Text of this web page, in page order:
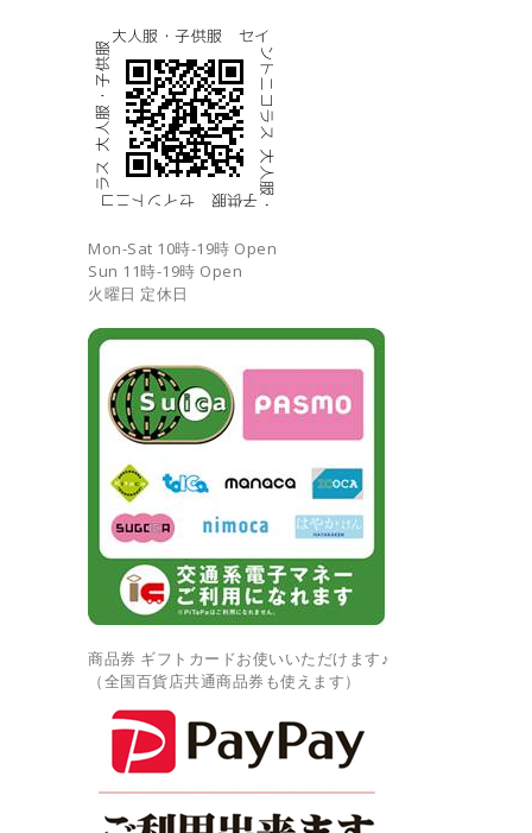
Mon-Sat 10時-19時 Open
Sun 11時-19時 Open
火曜日 定休日
商品券 ギフトカードお使いいただけます♪
（全国百貨店共通商品券も使えます）